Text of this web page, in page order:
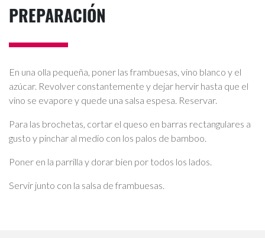
PREPARACIÓN
En una olla pequeña, poner las frambuesas, vino blanco y el
azúcar. Revolver constantemente y dejar hervir hasta que el
vino se evapore y quede una salsa espesa. Reservar.
Para las brochetas, cortar el queso en barras rectangulares a
gusto y pinchar al medio con los palos de bamboo.
Poner en la parrilla y dorar bien por todos los lados.
Servir junto con la salsa de frambuesas.